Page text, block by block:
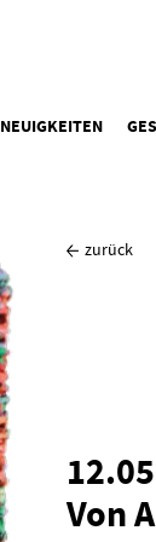
NEUIGKEITEN
Von
zurück